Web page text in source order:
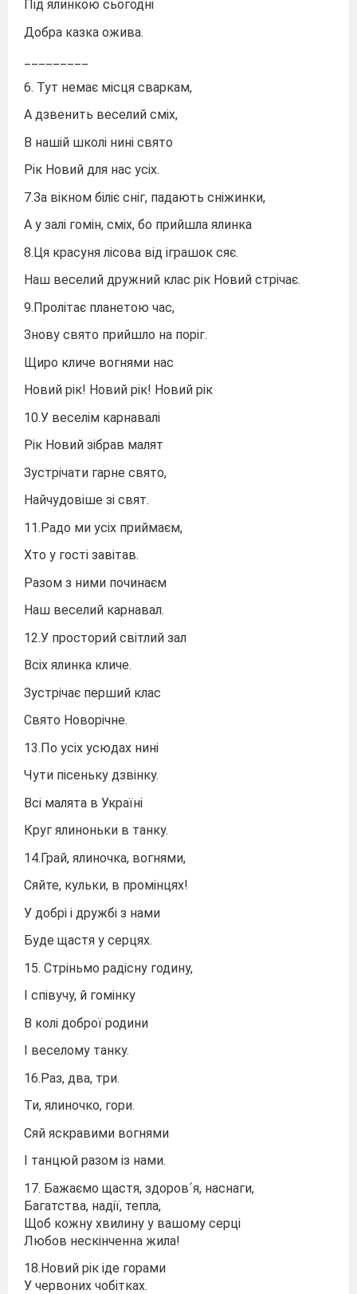
Під ялинкою сьогодні
Добра казка ожива.
6. Тут немає місця сваркам,
А дзвенить веселий сміх,
В нашій школі нині свято
Рік Новий для нас усіх.
7.За вікном біліє сніг, падають сніжинки,
А у залі гомін, сміх, бо прийшла ялинка
8.Ця красуня лісова від іграшок сяє.
Наш веселий дружний клас рік Новий стрічає.
9.Пролітає планетою час,
Знову свято прийшло на поріг.
Щиро кличе вогнями нас
Новий рік! Новий рік! Новий рік
10.У веселім карнавалі
Рік Новий зібрав малят
Зустрічати гарне свято,
Найчудовіше зі свят.
11.Радо ми усіх приймаєм,
Хто у гості завітав.
Разом з ними починаєм
Наш веселий карнавал.
12.У просторий світлий зал
Всіх ялинка кличе.
Зустрічає перший клас
Свято Новорічне.
13.По усіх усюдах нині
Чути пісеньку дзвінку.
Всі малята в Україні
Круг ялиноньки в танку.
14.Грай, ялиночка, вогнями,
Сяйте, кульки, в промінцях!
У добрі і дружбі з нами
Буде щастя у серцях.
15. Стріньмо радісну годину,
І співучу, й гомінку
В колі доброї родини
І веселому танку.
16.Раз, два, три.
Ти, ялиночко, гори.
Сяй яскравими вогнями
І танцюй разом із нами.
17. Бажаємо щастя, здоров´я, наснаги,
Багатства, надії, тепла,
Щоб кожну хвилину у вашому серці
Любов нескінченна жила!
18.Новий рік іде горами
У червоних чобітках.